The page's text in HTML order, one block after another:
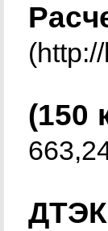
(
(150